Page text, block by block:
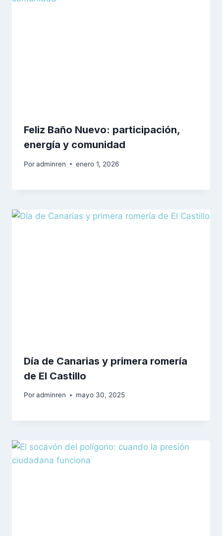
Feliz Baño Nuevo: participación,
energía y comunidad
Poradminren enero 1, 2026
Día de Canarias y primera romería
de El Castillo
Poradminren mayo 30, 2025